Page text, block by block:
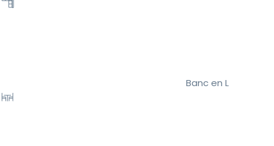
Banc en L